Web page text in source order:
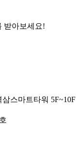
받아보세요!
스마트타워 5F~10F